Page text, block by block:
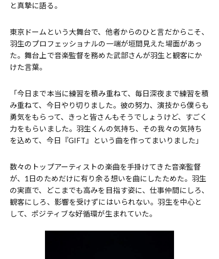
と真摯に語る。
東京ドームという大舞台で、他者からのひと言だからこそ、
羽生のプロフェッショナルの一端が垣間見えた場面があっ
た。舞台上で音楽監督を務めた武部さんが羽生と観客にか
けた言葉。
「今日まで本当に練習を積み重ねて、毎日深夜まで練習を積
み重ねて、今日やり切りました。彼の努力、演技から僕らも
勇気をもらって、きっと皆さんもそうでしょうけど、すごく
力をもらいました。羽生くんの気持ち、その我々の気持ち
を込めて、今日『GIFT』という曲を作ってまいりました」
数々のトップアーティストの楽曲を手掛けてきた音楽監督
が、1日のためだけに有り余る想いを曲にしたためた。羽生
の実直で、どこまでも高みを目指す姿に、仕事仲間にしろ、
観客にしろ、影響を受けずにはいられない。羽生を中心と
して、ポジティブな好循環が生まれていた。